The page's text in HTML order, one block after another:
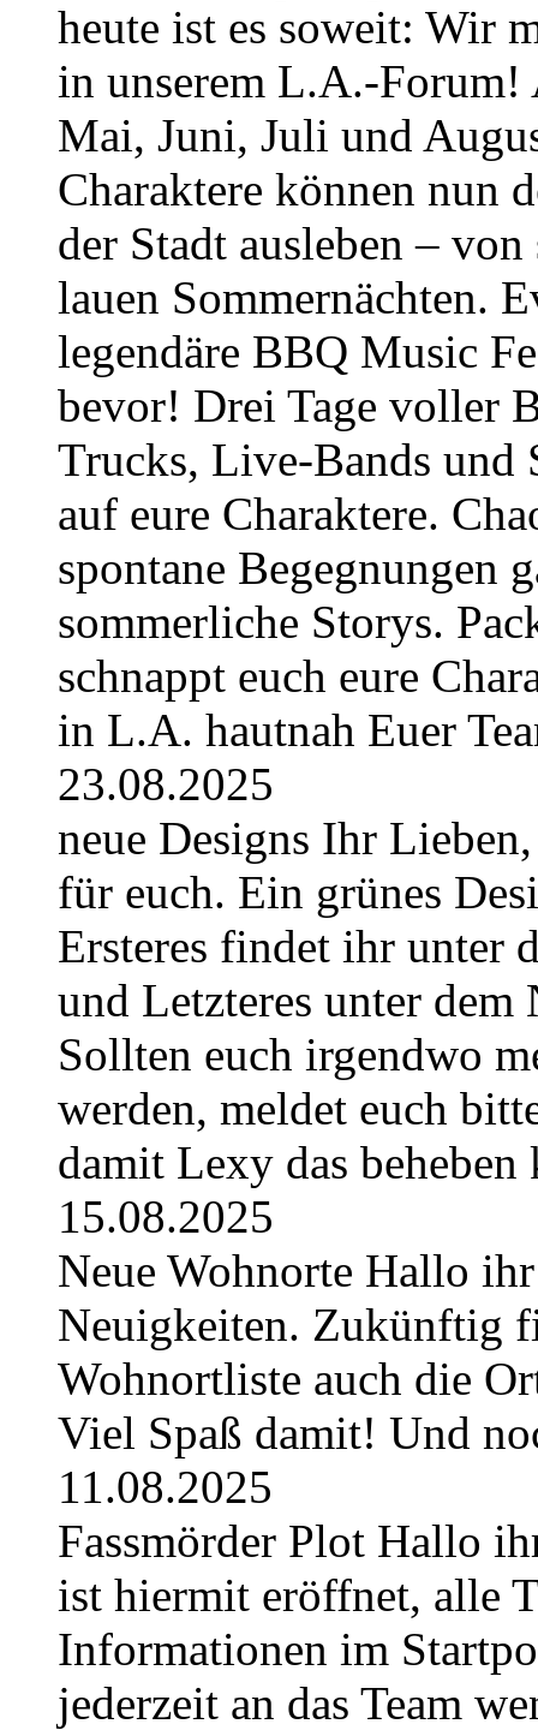
heute ist es soweit: Wir
in unserem L.A.-
Mai, Juni, Juli und
Charaktere können nun
der Stadt ausleben –
lauen Sommernächten.
legendäre BBQ Music
bevor! Drei Tage voller
Trucks, Live-Bands und
auf eure Charaktere.
spontane Begegnungen
sommerliche Storys.
schnappt euch eure
in L.A. hautnah Euer
23.08.2025
neue Designs Ihr
für euch. Ein grünes
Ersteres findet ihr unter
und Letzteres unter
Sollten euch irgendwo
werden, meldet euch
damit Lexy das beheben
15.08.2025
Neue Wohnorte Hallo
Neuigkeiten. Zukünftig
Wohnortliste auch die
Viel Spaß damit! Und
11.08.2025
Fassmörder Plot Hallo
ist hiermit eröffnet, alle
Informationen im
jederzeit an das Team